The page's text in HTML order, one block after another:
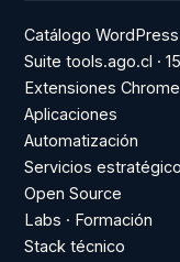
Catálogo WordPress
Suite tools.ago.cl ·
Extensiones Chrome
Aplicaciones
Automatización
Servicios
Open Source
Labs · Formación
Stack técnico